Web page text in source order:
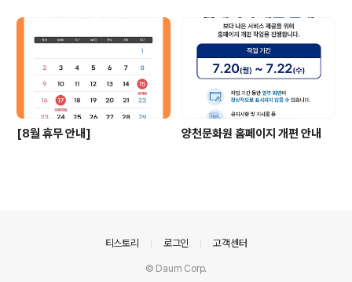
[8월 휴무 안내] 양천문화원 홈페이지 개편 안내
티스토리 로그인 고객센터
© Daum Corp.